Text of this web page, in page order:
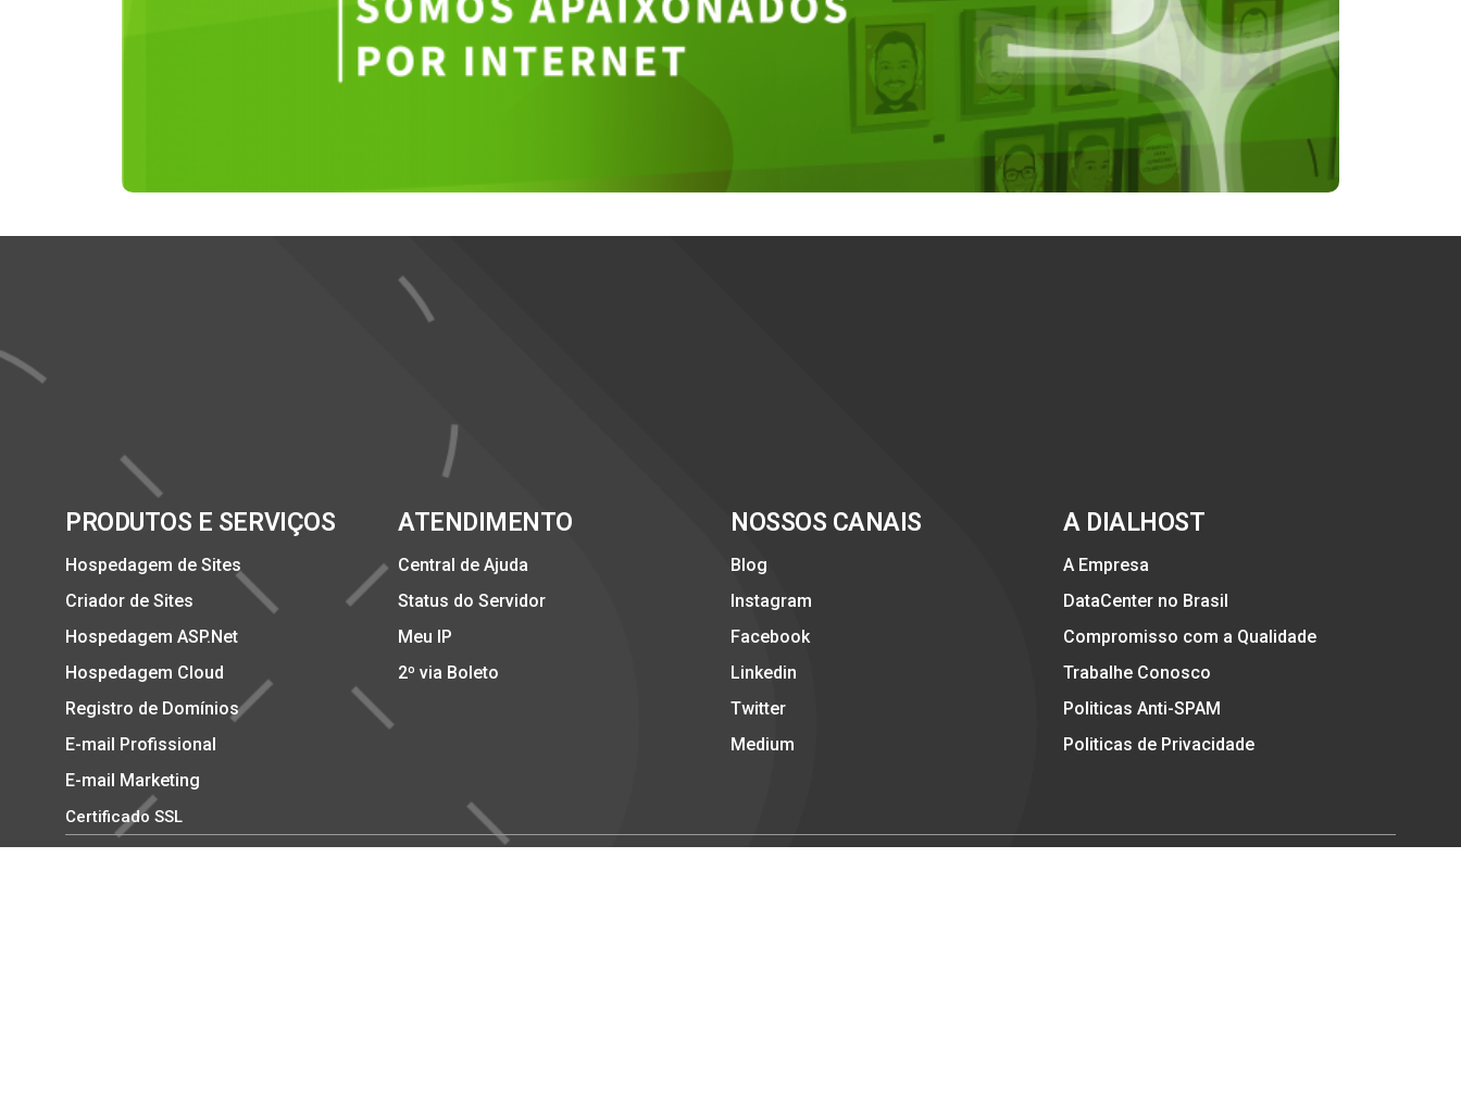
PRODUTOS E SERVIÇOS
Hospedagem de Sites
Criador de Sites
Hospedagem ASP.Net
Hospedagem Cloud
Registro de Domínios
E-mail Profissional
E-mail Marketing
Certificado SSL
ATENDIMENTO
Central de Ajuda
Status do Servidor
Meu IP
2º via Boleto
NOSSOS CANAIS
Blog
Instagram
Facebook
Linkedin
Twitter
Medium
A DIALHOST
A Empresa
DataCenter no Brasil
Compromisso com a Qualidade
Trabalhe Conosco
Politicas Anti-SPAM
Politicas de Privacidade